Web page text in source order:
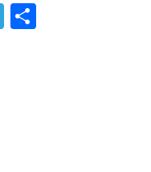
Telegram